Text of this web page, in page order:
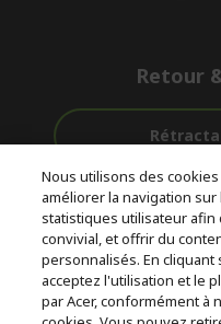
Retour
Livraison
gratuite
© 2026 Acer Inc.
CPYou BV est le revendeur
Nous utilisons des
améliorer la navigation
statistiques utilisateur
convivial, et offrir du
personnalisés. En cliquant
acceptez l'utilisation et le
par Acer, conformément à